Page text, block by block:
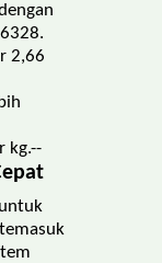
2,66
kg.--